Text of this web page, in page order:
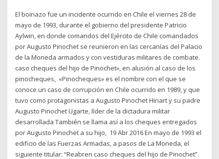
El boinazo fue un incidente ocurrido en Chile el viernes 28 de
mayo de 1993, durante el gobierno del presidente Patricio
Aylwin, en donde comandos del Ejército de Chile comandados
por Augusto Pinochet se reunieron en las cercanías del Palacio
de la Moneda armados y con vestiduras militares de combate.
caso cheques del hijo de Pinochet», en alusión al caso de los
pinocheques, «Pinocheques» es el nombre con el que se
conoce un caso de corrupción en Chile ocurrido en 1989, y que
tuvo como protagonistas a Augusto Pinochet Hiriart y su padre
Augusto Pinochet Ugarte, líder de la dictadura militar
desarrollada También se llama así a los cheques entregados
por Augusto Pinochet a su hijo, 19 Abr 2016 En mayo de 1993 el
edificio de las Fuerzas Armadas, a pasos de La Moneda, el
siguiente titular: “Reabren caso cheques del hijo de Pinochet”.